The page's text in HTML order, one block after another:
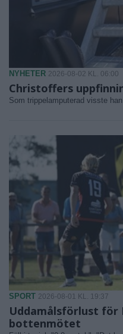
NYHETER 2026-08-02 KL. 06:00
Christoffers
Som trippelamputerad visste
SPORT 2026-08-01 KL. 19:37
Uddamålsförlust för
bottenmötet